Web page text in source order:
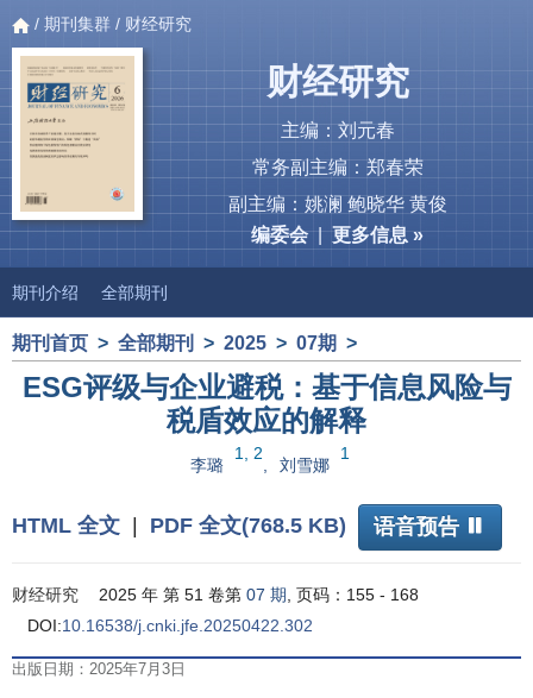
/ 期刊集群 / 财经研究
财经研究
主编：刘元春
常务副主编：郑春荣
副主编：姚澜 鲍晓华 黄俊
编委会|更多信息 »
期刊介绍 全部期刊
期刊首页 > 全部期刊 > 2025 > 07期 >
ESG评级与企业避税：基于信息风险与
税盾效应的解释
李璐
1, 2
刘雪娜
1
HTML 全文 PDF 全文(768.5 KB) 语音预告
财经研究 2025 年 第 51 卷第 07 期 , 页码：155 - 168
DOI:10.16538/j.cnki.jfe.20250422.302
出版日期：2025年7月3日